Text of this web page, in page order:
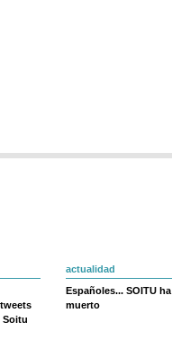
Soitu
actualidad
Españoles... SOITU ha
muerto